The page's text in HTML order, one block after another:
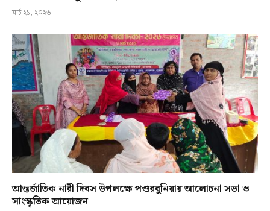
মার্চ ২১, ২০২৬
আন্তর্জাতিক নারী দিবস উপলক্ষে পশুরবুনিয়ায় আলোচনা সভা ও
সাংস্কৃতিক আয়োজন